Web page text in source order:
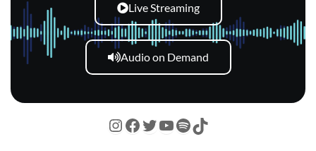
Live Streaming
Audio on Demand